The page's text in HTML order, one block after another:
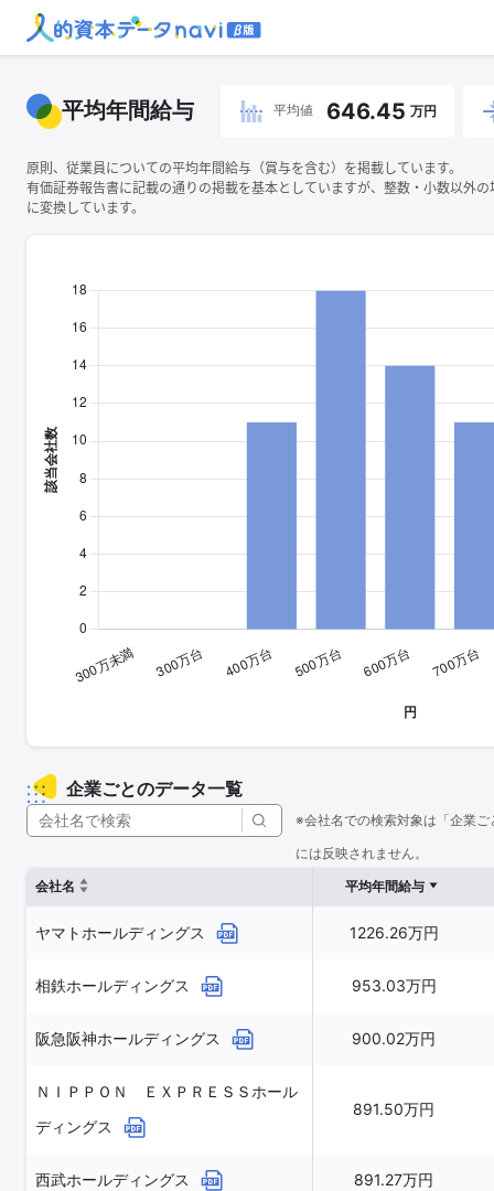
平均年間給与 平均値 646.45 万円
原則、従業員についての平均年間給与（賞与を含む）を掲載しています。
有価証券報告書に記載の通りの掲載を基本としていますが、整数・小数以外
に変換しています。
企業ごとのデータ一覧
※会社名での検索対象は「企業
には反映されません。
会社名
平均年間給与
ヤマトホールディングス 1226.26万円
相鉄ホールディングス 953.03万円
阪急阪神ホールディングス 900.02万円
ＮＩＰＰＯＮ ＥＸＰＲＥＳＳホール
ディングス
891.50万円
西武ホールディングス 891.27万円